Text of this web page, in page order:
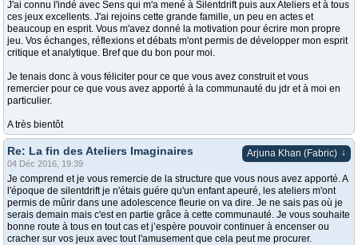
J'ai connu l'indé avec Sens qui m'a mené à Silentdrift puis aux Ateliers et à tous
ces jeux excellents. J'ai rejoins cette grande famille, un peu en actes et
beaucoup en esprit. Vous m'avez donné la motivation pour écrire mon propre
jeu. Vos échanges, réflexions et débats m'ont permis de développer mon esprit
critique et analytique. Bref que du bon pour moi.
Je tenais donc à vous féliciter pour ce que vous avez construit et vous
remercier pour ce que vous avez apporté à la communauté du jdr et à moi en
particulier.
A très bientôt
Arjuna Khan (Fabric) ↓
Re: La fin des Ateliers Imaginaires
04 Déc 2016, 19:39
Je comprend et je vous remercie de la structure que vous nous avez apporté. A
l'époque de silentdrift je n'étais guére qu'un enfant apeuré, les ateliers m'ont
permis de mûrir dans une adolescence fleurie on va dire. Je ne sais pas où je
serais demain mais c'est en partie grâce à cette communauté. Je vous souhaite
bonne route à tous en tout cas et j’espère pouvoir continuer à encenser ou
cracher sur vos jeux avec tout l'amusement que cela peut me procurer.